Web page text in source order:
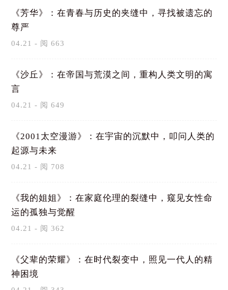
《芳华》：在青春与历史的夹缝中，寻找被遗忘的
尊严
04.21 - 阅 663
《沙丘》：在帝国与荒漠之间，重构人类文明的寓
言
04.21 - 阅 649
《2001太空漫游》：在宇宙的沉默中，叩问人类的
起源与未来
04.21 - 阅 708
《我的姐姐》：在家庭伦理的裂缝中，窥见女性命
运的孤独与觉醒
04.21 - 阅 362
《父辈的荣耀》：在时代裂变中，照见一代人的精
神困境